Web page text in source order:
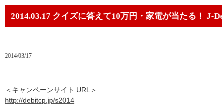
2014.03.17 クイズに答えて10万円・家電が当たる！ J-
2014/03/17
＜キャンペーンサイト URL＞
http://debitcp.jp/s2014